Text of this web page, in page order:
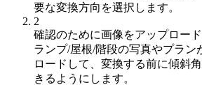
要な変換方向を選択します。
2
確認のために画像をアップロード
ランプ/屋根/階段の写真やプラン
ロードして、変換する前に傾斜
きるようにします。